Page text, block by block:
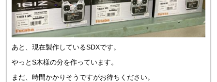
あと、現在製作しているSDXです。
やっとS木様の分を作っています。
まだ、時間かかりそうですがお待ちください。